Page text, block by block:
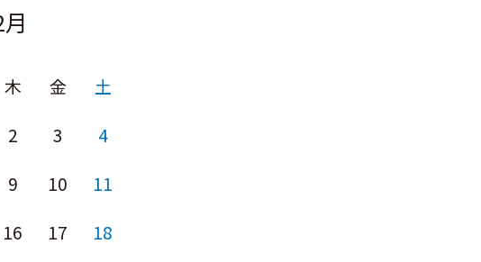
木 金
土
2 3
4
9 10
11
16 17
18